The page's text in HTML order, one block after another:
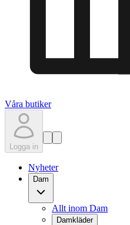
Våra butiker
Logga in
Nyheter
Dam
Allt inom Dam
Damkläder